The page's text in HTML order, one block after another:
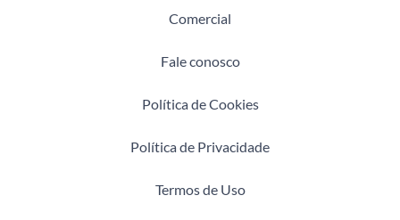
Comercial
Fale conosco
Política de Cookies
Política de Privacidade
Termos de Uso